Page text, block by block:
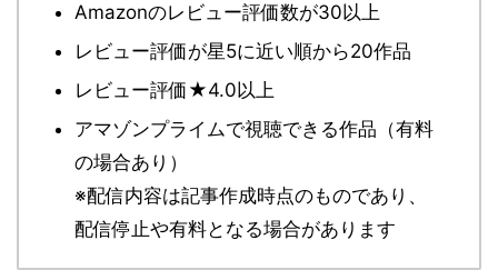
Amazonのレビュー評価数が30以上
レビュー評価が星5に近い順から20作品
レビュー評価★4.0以上
アマゾンプライムで視聴できる作品（有料
の場合あり）
※配信内容は記事作成時点のものであり、
配信停止や有料となる場合があります